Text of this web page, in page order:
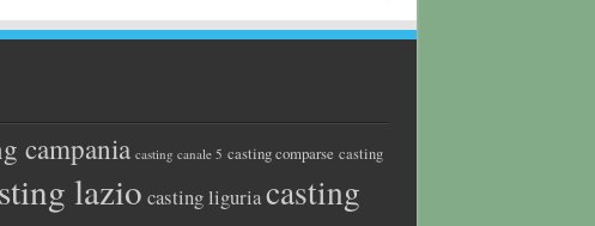
campania casting canale 5 casting comparse casting
lazio casting liguriacasting